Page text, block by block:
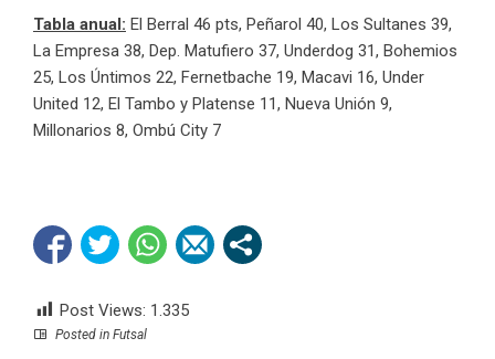
Tabla anual: El Berral 46 pts, Peñarol 40, Los Sultanes 39,
La Empresa 38, Dep. Matufiero 37, Underdog 31, Bohemios
25, Los Úntimos 22, Fernetbache 19, Macavi 16, Under
United 12, El Tambo y Platense 11, Nueva Unión 9,
Millonarios 8, Ombú City 7
Post Views: 1.335
Posted in Futsal